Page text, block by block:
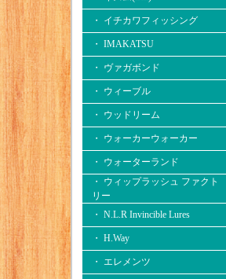
・ イチカワフィッシング
・ IMAKATSU
・ ヴァガボンド
・ ウィーブル
・ ウッドリーム
・ ウォーカーウォーカー
・ ウォーターランド
・ ウィップラッシュ ファクト
リー
・ N.L.R Invincible Lures
・ H.Way
・ エレメンツ